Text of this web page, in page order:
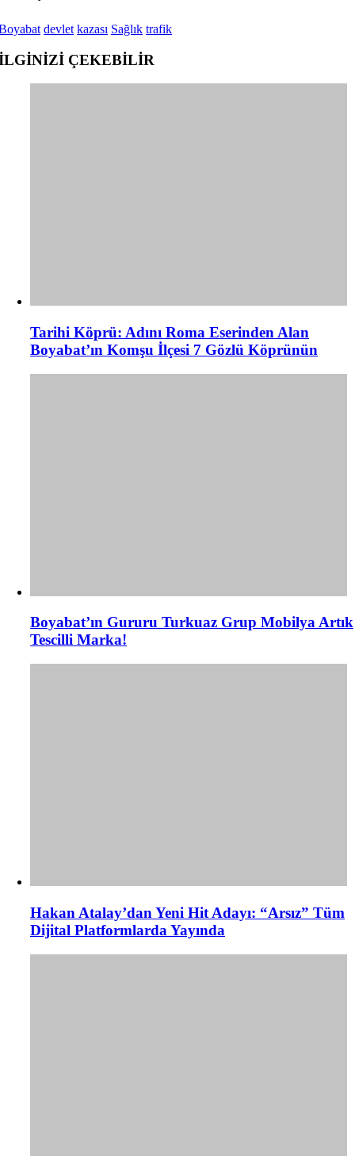
devlet kazası Sağlık trafik
ÇEKEBİLİR
Tarihi Köprü: Adını Roma Eserinden Alan
Boyabat’ın Komşu İlçesi 7 Gözlü Köprünün
Boyabat’ın Gururu Turkuaz Grup Mobilya Artık
Tescilli Marka!
Hakan Atalay’dan Yeni Hit Adayı: “Arsız” Tüm
Dijital Platformlarda Yayında